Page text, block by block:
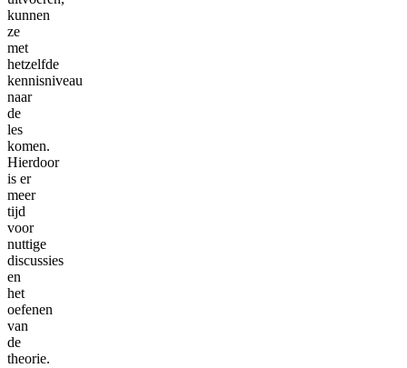
kunnen
ze
met
hetzelfde
kennisniveau
naar
de
les
komen.
Hierdoor
is er
meer
tijd
voor
nuttige
discussies
en
het
oefenen
van
de
theorie.